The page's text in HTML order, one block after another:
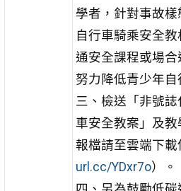
學者，針對事故
自行車騎乘安全
通安全課程或場
努力降低青少年自
三、檢送「非號
車安全教案」及
報檔請至雲端下載
url.cc/YDxr7o）。